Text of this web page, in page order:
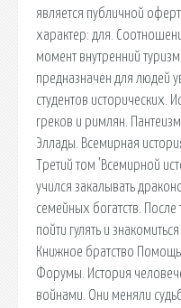
является публичной
характер: для.
момент внутренний
предназначен для людей
студентов исторических.
греков и римлян.
Эллады. Всемирная
Третий том 'Всемирной
учился закалывать
семейных богатств. После
пойти гулять и
Книжное братство
Форумы. История
войнами. Они меняли